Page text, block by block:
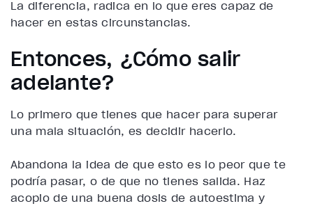
La diferencia, radica en lo que eres capaz de
hacer en estas circunstancias.
Entonces, ¿Cómo salir
adelante?
Lo primero que tienes que hacer para superar
una mala situación,es decidir hacerlo.
Abandona la idea de que esto es lo peor que te
podría pasar, o de que no tienes salida. Haz
acopio de una buena dosis de autoestima y